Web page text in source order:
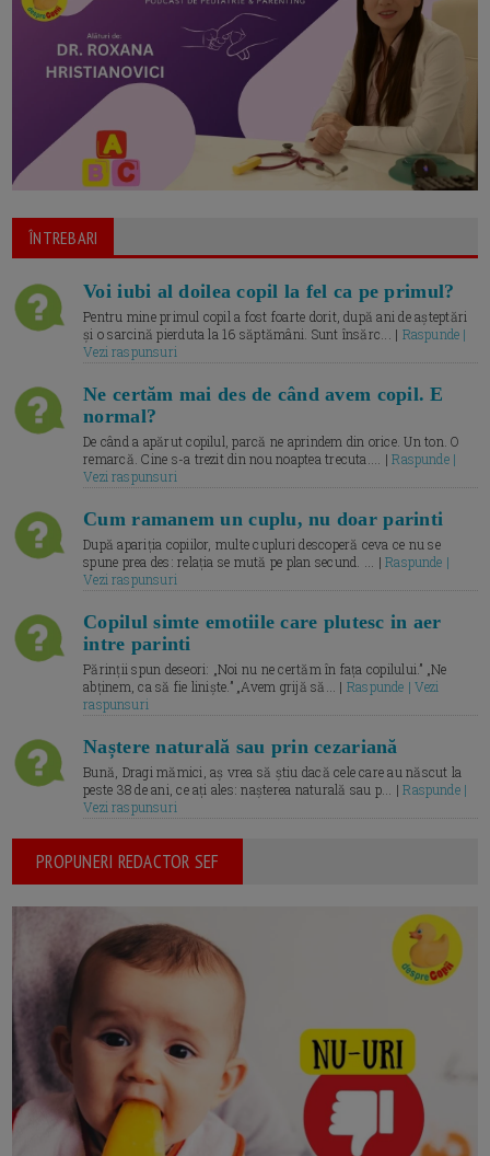
ÎNTREBARI
Voi iubi al doilea copil la fel ca pe primul?
Pentru mine primul copil a fost foarte dorit, după ani de așteptări
și o sarcină pierduta la 16 săptămâni. Sunt însărc... | Raspunde |
Vezi raspunsuri
Ne certăm mai des de când avem copil. E
normal?
De când a apărut copilul, parcă ne aprindem din orice. Un ton. O
remarcă. Cine s-a trezit din nou noaptea trecuta.... |Raspunde |
Vezi raspunsuri
Cum ramanem un cuplu, nu doar parinti
După apariția copiilor, multe cupluri descoperă ceva ce nu se
spune prea des: relația se mută pe plan secund. ... |Raspunde |
Vezi raspunsuri
Copilul simte emotiile care plutesc in aer
intre parinti
Părinții spun deseori: „Noi nu ne certăm în fața copilului.” „Ne
abținem, ca să fie liniște.” „Avem grijă să... | Raspunde | Vezi
raspunsuri
Naștere naturală sau prin cezariană
Bună, Dragi mămici, aș vrea să știu dacă cele care au născut la
peste 38 de ani, ce ați ales: nașterea naturală sau p... |Raspunde |
Vezi raspunsuri
PROPUNERI REDACTOR SEF